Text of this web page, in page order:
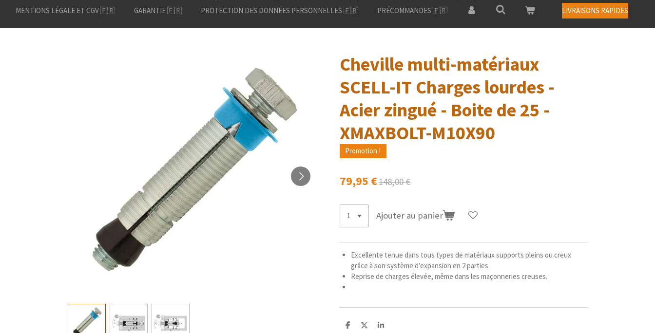
MENTIONS LÉGALE ET CGV 🇫🇷
GARANTIE 🇫🇷 PROTECTION DES DONNÉES PERSONNELLES 🇫🇷 PRÉCOMMANDES 🇫🇷 LIVRAISONS RAPIDES
Cheville multi-matériaux
SCELL-IT Charges lourdes -
Acier zingué - Boite de 25 -
XMAXBOLT-M10X90
Promotion !
79,95 €148,00 €
Ajouter au panier
Excellente tenue dans tous types de matériaux supports pleins ou creux
grâce à son système d’expansion en 2 parties.
Reprise de charges élevée, même dans les maçonneries creuses.
P
P
P